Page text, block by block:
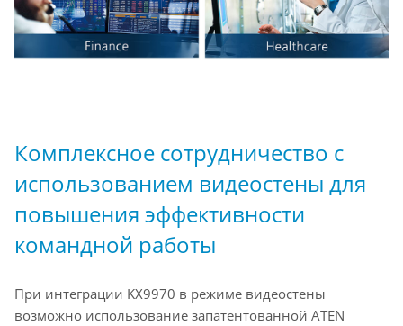
Комплексное сотрудничество с
использованием видеостены для
повышения эффективности
командной работы
При интеграции KX9970 в режиме видеостены
возможно использование запатентованной ATEN